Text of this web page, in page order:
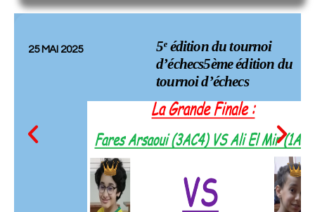
25 MAI 2025
5ᵉ édition du tournoi
d’échecs5ème édition du
tournoi d’échecs